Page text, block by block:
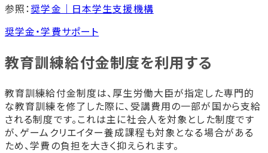
参照：奨学金｜日本学生支援機構
奨学金・学費サポート
教育訓練給付金制度を利用する
教育訓練給付金制度は、厚生労働大臣が指定した専門的
な教育訓練を修了した際に、受講費用の一部が国から支給
される制度です。これは主に社会人を対象とした制度です
が、ゲームクリエイター養成課程も対象となる場合がある
ため、学費の負担を大きく抑えられます。